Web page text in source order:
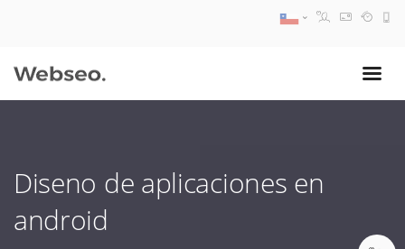
Diseno de aplicaciones en
android
09:30 AM A 18:30 PM